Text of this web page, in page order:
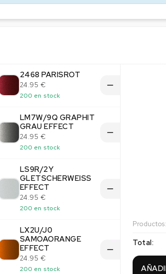
2468 PARISROT
24.95 €
200 en stock
LM7W/9Q GRAPHIT
GRAU EFFECT
24.95 €
200 en stock
LS9R/2Y
GLETSCHERWEISS
EFFECT
24.95 €
200 en stock
LX2U/J0
SAMOAORANGE
EFFECT
24.95 €
200 en stock
Productos:
Total: